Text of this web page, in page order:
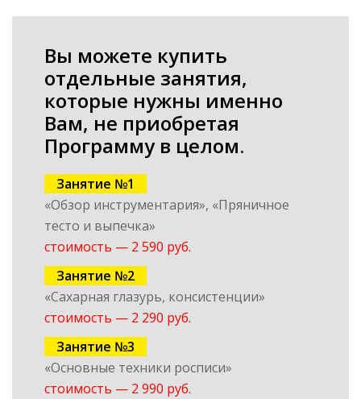
Вы можете купить
отдельные занятия,
которые нужны именно
Вам, не приобретая
Программу в целом.
Занятие №1
«Обзор инструментария», «Пряничное
тесто и выпечка»
стоимость — 2 590 руб.
Занятие №2
«Сахарная глазурь, консистенции»
стоимость — 2 290 руб.
Занятие №3
«Основные техники росписи»
стоимость — 2 990 руб.